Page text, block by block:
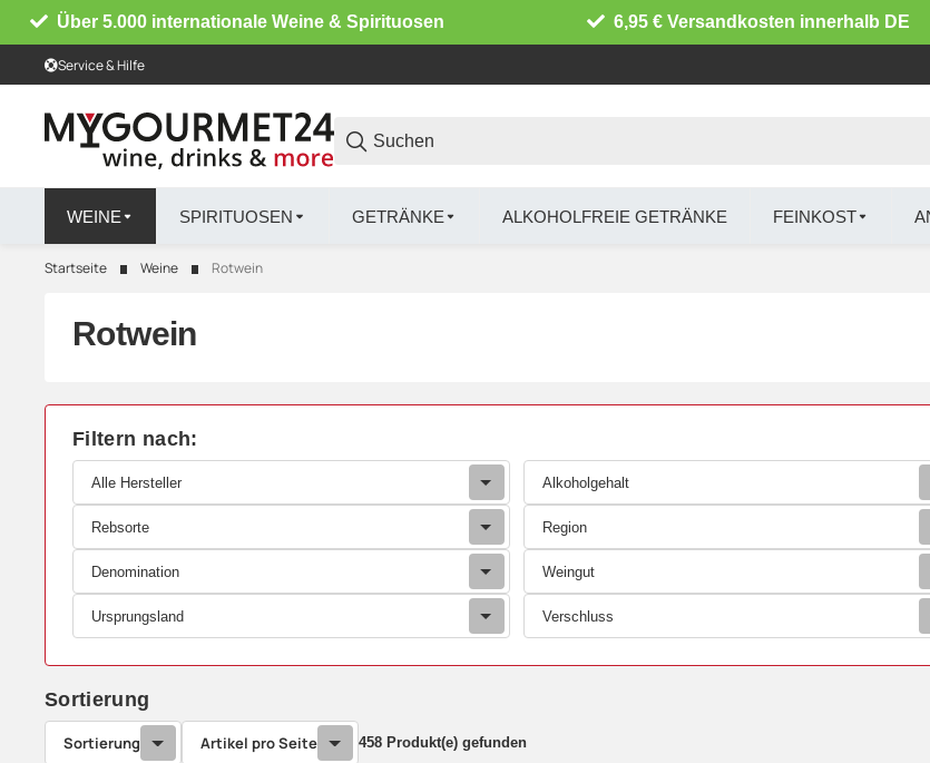
Über 5.000 internationale Weine & Spirituosen 6,95 € Versandkosten innerhalb DE
Service & Hilfe
WEINE SPIRITUOSEN GETRÄNKE ALKOHOLFREIE GETRÄNKE FEINKOST
Startseite Weine Rotwein
Rotwein
Filtern nach:
Alle Hersteller Alkoholgehalt
Rebsorte Region
Denomination Weingut
Ursprungsland Verschluss
Sortierung
Sortierung Artikel pro Seite 458 Produkt(e) gefunden